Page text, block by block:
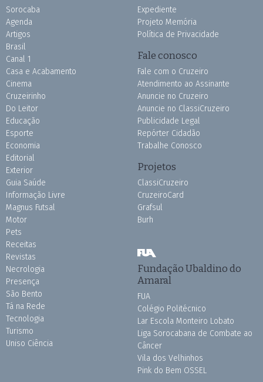
Sorocaba
Agenda
Artigos
Brasil
Canal 1
Casa e Acabamento
Cinema
Cruzeirinho
Do Leitor
Educação
Esporte
Economia
Editorial
Exterior
Guia Saúde
Informação Livre
Magnus Futsal
Motor
Pets
Receitas
Revistas
Necrologia
Presença
São Bento
Tá na Rede
Tecnologia
Turismo
Uniso Ciência
Expediente
Projeto Memória
Política de Privacidade
Fale conosco
Fale com o Cruzeiro
Atendimento ao Assinante
Anuncie no Cruzeiro
Anuncie no ClassiCruzeiro
Publicidade Legal
Repórter Cidadão
Trabalhe Conosco
Projetos
ClassiCruzeiro
CruzeiroCard
Grafsul
Burh
Fundação Ubaldino do
Amaral
FUA
Colégio Politécnico
Lar Escola Monteiro Lobato
Liga Sorocabana de Combate ao
Câncer
Vila dos Velhinhos
Pink do Bem OSSEL